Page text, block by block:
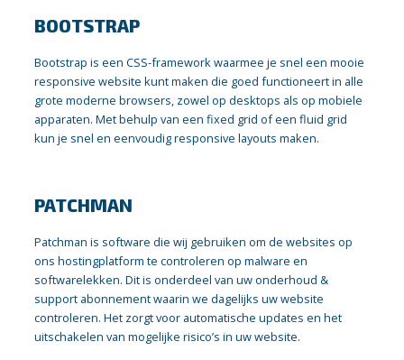
BOOTSTRAP
Bootstrap is een CSS-framework waarmee je snel een mooie
responsive website kunt maken die goed functioneert in alle
grote moderne browsers, zowel op desktops als op mobiele
apparaten. Met behulp van een fixed grid of een fluid grid
kun je snel en eenvoudig responsive layouts maken.
PATCHMAN
Patchman is software die wij gebruiken om de websites op
ons hostingplatform te controleren op malware en
softwarelekken. Dit is onderdeel van uw onderhoud &
support abonnement waarin we dagelijks uw website
controleren. Het zorgt voor automatische updates en het
uitschakelen van mogelijke risico’s in uw website.